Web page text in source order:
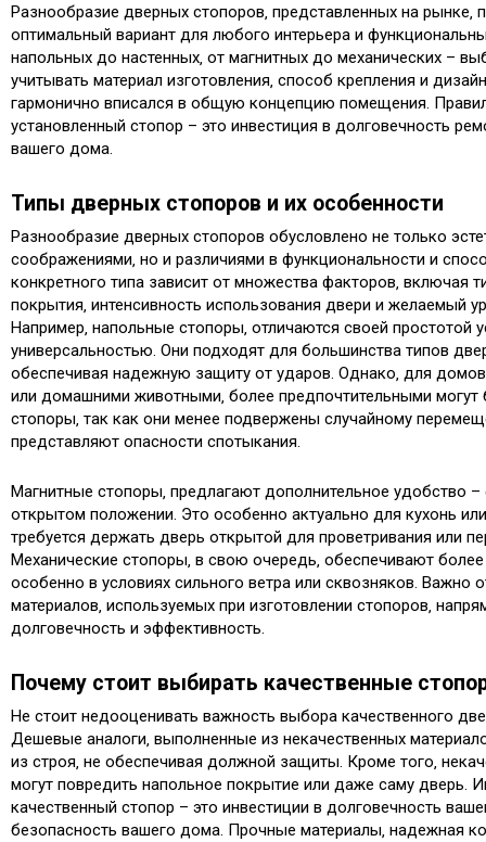
Разнообразие дверных стопоров‚ представленных на рынке‚
оптимальный вариант для любого интерьера и
напольных до настенных‚ от магнитных до механических –
учитывать материал изготовления‚ способ крепления и
гармонично вписался в общую концепцию помещения.
установленный стопор – это инвестиция в долговечность
вашего дома.
Типы дверных стопоров и их особенности
Разнообразие дверных стопоров обусловлено не только
соображениями‚ но и различиями в функциональности и
конкретного типа зависит от множества факторов‚ включая
покрытия‚ интенсивность использования двери и желаемый
Например‚ напольные стопоры‚ отличаются своей простотой
универсальностью. Они подходят для большинства типов
обеспечивая надежную защиту от ударов. Однако‚ для
или домашними животными‚ более предпочтительными могут
стопоры‚ так как они менее подвержены случайному
представляют опасности спотыкания.
Магнитные стопоры‚ предлагают дополнительное удобство
открытом положении. Это особенно актуально для кухонь
требуется держать дверь открытой для проветривания или
Механические стопоры‚ в свою очередь‚ обеспечивают
особенно в условиях сильного ветра или сквозняков. Важно
материалов‚ используемых при изготовлении стопоров‚
долговечность и эффективность.
Почему стоит выбирать качественные
Не стоит недооценивать важность выбора качественного
Дешевые аналоги‚ выполненные из некачественных
из строя‚ не обеспечивая должной защиты. Кроме того‚
могут повредить напольное покрытие или даже саму дверь.
качественный стопор – это инвестиции в долговечность
безопасность вашего дома. Прочные материалы‚ надежная